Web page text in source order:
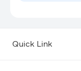
Quick Link